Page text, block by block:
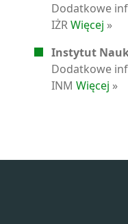
Dodatkowe
IŻRWięcej »
Instytut
Dodatkowe
INM Więcej »